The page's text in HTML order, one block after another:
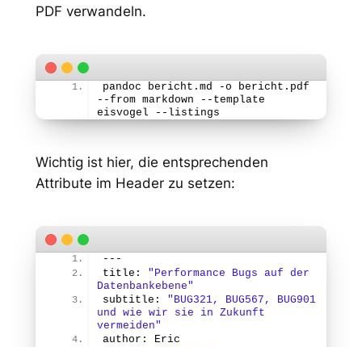
PDF verwandeln.
pandoc bericht.md -o bericht.pdf
--from markdown --template
eisvogel --listings
Wichtig ist hier, die entsprechenden
Attribute im Header zu setzen:
---
title: "Performance Bugs auf der
Datenbankebene"
subtitle: "BUG321, BUG567, BUG901
und wie wir sie in Zukunft
vermeiden"
author: Eric